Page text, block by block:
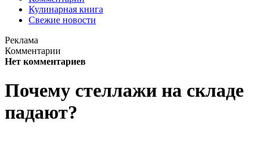
Кулинарная книга
Свежие новости
Реклама
Комментарии
Нет комментариев
Почему стеллажи на складе
падают?